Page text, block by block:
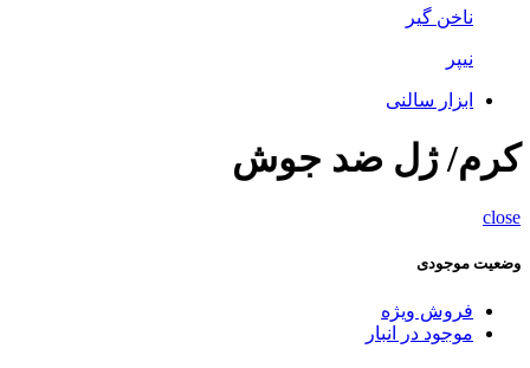
ناخن گیر
نیپر
ابزار سالنی
کرم/ ژل ضد جوش
close
وضعیت موجودی
فروش ویژه
موجود در انبار